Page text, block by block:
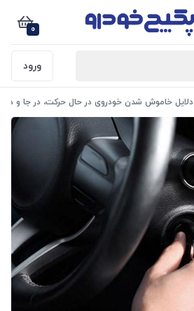
0
ورود
دلایل خاموش شدن خودروی در حال حرکت، در جا و در